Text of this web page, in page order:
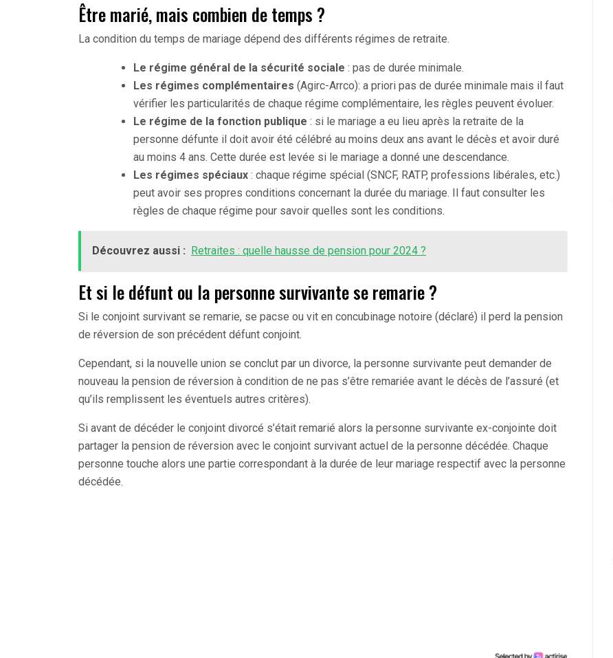
Être marié, mais combien de temps ?
La condition du temps de mariage dépend des différents régimes de retraite.
Le régime général de la sécurité sociale : pas de durée minimale.
Les régimes complémentaires (Agirc-Arrco): a priori pas de durée minimale mais il faut
vérifier les particularités de chaque régime complémentaire, les règles peuvent évoluer.
Le régime de la fonction publique : si le mariage a eu lieu après la retraite de la
personne défunte il doit avoir été célébré au moins deux ans avant le décès et avoir duré
au moins 4 ans. Cette durée est levée si le mariage a donné une descendance.
Les régimes spéciaux : chaque régime spécial (SNCF, RATP, professions libérales, etc.)
peut avoir ses propres conditions concernant la durée du mariage. Il faut consulter les
règles de chaque régime pour savoir quelles sont les conditions.
Découvrez aussi : Retraites : quelle hausse de pension pour 2024 ?
Et si le défunt ou la personne survivante se remarie ?
Si le conjoint survivant se remarie, se pacse ou vit en concubinage notoire (déclaré) il perd la pension
de réversion de son précédent défunt conjoint.
Cependant, si la nouvelle union se conclut par un divorce, la personne survivante peut demander de
nouveau la pension de réversion à condition de ne pas s’être remariée avant le décès de l’assuré (et
qu’ils remplissent les éventuels autres critères).
Si avant de décéder le conjoint divorcé s’était remarié alors la personne survivante ex-conjointe doit
partager la pension de réversion avec le conjoint survivant actuel de la personne décédée. Chaque
personne touche alors une partie correspondant à la durée de leur mariage respectif avec la personne
décédée.